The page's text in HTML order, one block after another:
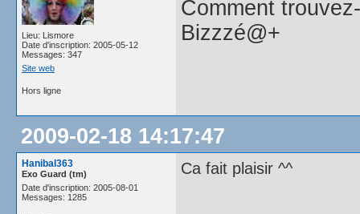
Lieu: Lismore
Date d'inscription: 2005-05-12
Messages: 347
Site web
Comment
Bizzzé@+
Hors ligne
2009-02-18 14:17:47
Hanibal363
Exo Guard (tm)
Date d'inscription: 2005-08-01
Messages: 1285
Ca fait plaisir ^^